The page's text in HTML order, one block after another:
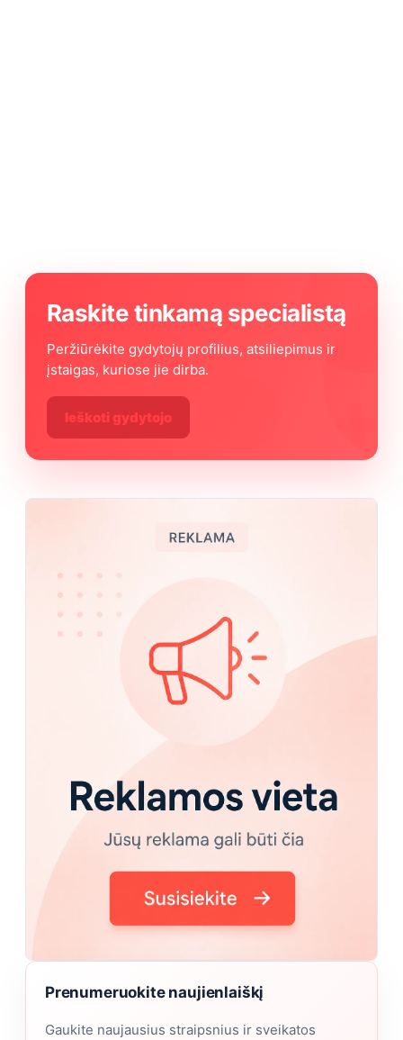
Raskite tinkamą specialistą
Peržiūrėkite gydytojų profilius, atsiliepimus ir
įstaigas, kuriose jie dirba.
Ieškoti gydytojo
Prenumeruokite naujienlaiškį
Gaukite naujausius straipsnius ir sveikatos